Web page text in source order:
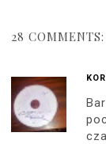
28 COMMENTS: